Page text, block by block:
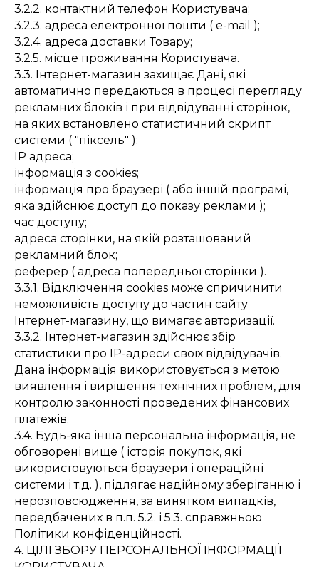
3.2.2. контактний телефон Користувача;
3.2.3. адреса електронної пошти ( e-mail );
3.2.4. адреса доставки Товару;
3.2.5. місце проживання Користувача.
3.3. Інтернет-магазин захищає Дані, які
автоматично передаються в процесі перегляду
рекламних блоків і при відвідуванні сторінок,
на яких встановлено статистичний скрипт
системи ( "піксель" ):
IP адреса;
інформація з cookies;
інформація про браузері ( або іншій програмі,
яка здійснює доступ до показу реклами );
час доступу;
адреса сторінки, на якій розташований
рекламний блок;
реферер ( адреса попередньої сторінки ).
3.3.1. Відключення cookies може спричинити
неможливість доступу до частин сайту
Інтернет-магазину, що вимагає авторизації.
3.3.2. Інтернет-магазин здійснює збір
статистики про IP-адреси своїх відвідувачів.
Дана інформація використовується з метою
виявлення і вирішення технічних проблем, для
контролю законності проведених фінансових
платежів.
3.4. Будь-яка інша персональна інформація, не
обговорені вище ( історія покупок, які
використовуються браузери і операційні
системи і т.д. ), підлягає надійному зберіганню і
нерозповсюдження, за винятком випадків,
передбачених в п.п. 5.2. і 5.3. справжньою
Політики конфіденційності.
4. ЦІЛІ ЗБОРУ ПЕРСОНАЛЬНОЇ ІНФОРМАЦІЇ